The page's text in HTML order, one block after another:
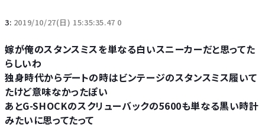
3: 2019/10/27(日) 15:35:35.47 0
嫁が俺のスタンスミスを単なる白いスニーカーだと思ってた
らしいわ
独身時代からデートの時はビンテージのスタンスミス履いて
たけど意味なかったぽい
あとG-SHOCKのスクリューバックの5600も単なる黒い時計
みたいに思ってたって